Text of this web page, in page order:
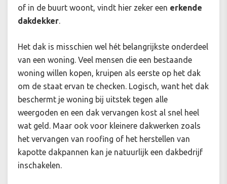
of in de buurt woont, vindt hier zeker een erkende
dakdekker.
Het dak is misschien wel hét belangrijkste onderdeel
van een woning. Veel mensen die een bestaande
woning willen kopen, kruipen als eerste op het dak
om de staat ervan te checken. Logisch, want het dak
beschermt je woning bij uitstek tegen alle
weergoden en een dak vervangen kost al snel heel
wat geld. Maar ook voor kleinere dakwerken zoals
het vervangen van roofing of het herstellen van
kapotte dakpannen kan je natuurlijk een dakbedrijf
inschakelen.